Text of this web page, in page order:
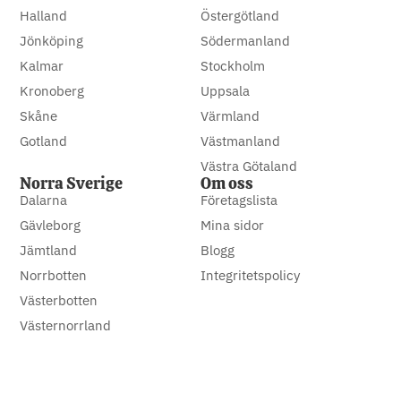
Halland
Jönköping
Kalmar
Kronoberg
Skåne
Gotland
Östergötland
Södermanland
Stockholm
Uppsala
Värmland
Västmanland
Västra Götaland
Norra Sverige
Dalarna
Gävleborg
Jämtland
Norrbotten
Västerbotten
Västernorrland
Om oss
Företagslista
Mina sidor
Blogg
Integritetspolicy